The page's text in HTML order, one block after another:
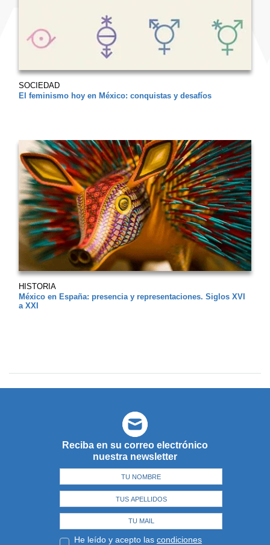
SOCIEDAD
El feminismo hoy en México: conquistas y desafíos
HISTORIA
México en España: presencia y representaciones. Siglos XVI
a XXI
Reciba en su correo electrónico
nuestra newsletter
He leído y acepto las condiciones